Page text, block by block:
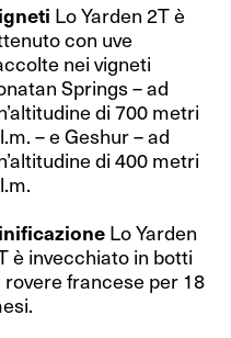
Lo Yarden 2T è
con uve
nei vigneti
Springs – ad
di 700 metri
– e Geshur – ad
di 400 metri
Lo Yarden
è invecchiato in botti
rovere francese per 18